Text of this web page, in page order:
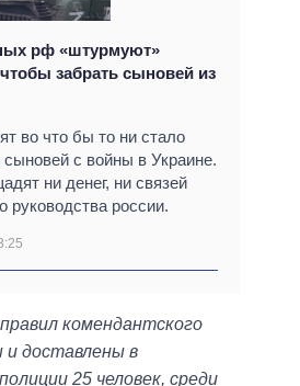
рф «штурмуют»
забрать сыновей из
во что бы то ни стало
сыновей с войны в Украине.
ни денег, ни связей
руководства россии.
комендантского
и доставлены в
25 человек, среди